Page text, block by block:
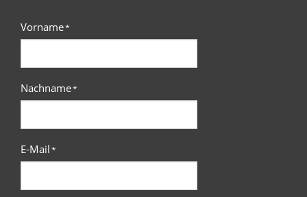
Vorname*
Nachname*
E-Mail*